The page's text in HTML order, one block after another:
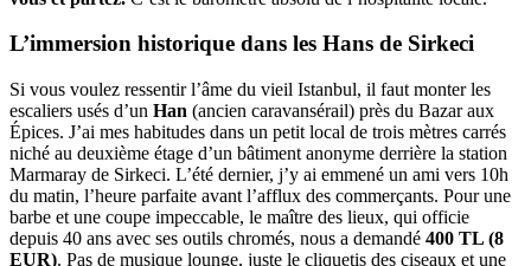
L’immersion historique dans les Hans de Sirkeci
Si vous voulez ressentir l’âme du vieil Istanbul, il faut monter les
escaliers usés d’un Han (ancien caravansérail) près du Bazar aux
Épices. J’ai mes habitudes dans un petit local de trois mètres carrés
niché au deuxième étage d’un bâtiment anonyme derrière la station
Marmaray de Sirkeci. L’été dernier, j’y ai emmené un ami vers 10h
du matin, l’heure parfaite avant l’afflux des commerçants. Pour une
barbe et une coupe impeccable, le maître des lieux, qui officie
depuis 40 ans avec ses outils chromés, nous a demandé 400 TL (8
EUR). Pas de musique lounge, juste le cliquetis des ciseaux et une